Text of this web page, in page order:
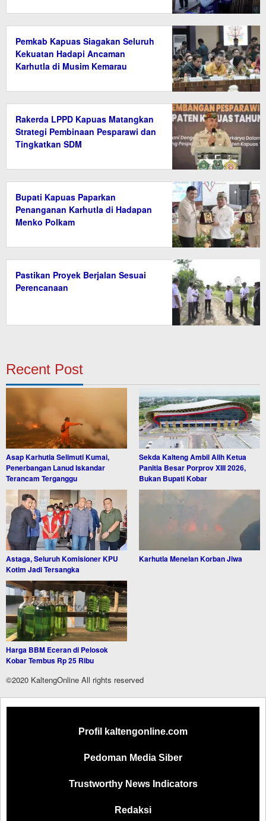
Pemkab Kapuas Siagakan Seluruh
Kekuatan Hadapi Ancaman
Karhutla di Musim Kemarau
Rakerda LPPD Kapuas Matangkan
Strategi Pembinaan Pesparawi dan
Tingkatkan SDM
Bupati Kapuas Paparkan
Penanganan Karhutla di Hadapan
Menko Polkam
Pastikan Proyek Berjalan Sesuai
Perencanaan
Recent Post
Asap Karhutla Selimuti Kumai,
Penerbangan Lanud Iskandar
Terancam Terganggu
Sekda Kalteng Ambil Alih Ketua
Panitia Besar Porprov XIII 2026,
Bukan Bupati Kobar
Astaga, Seluruh Komisioner KPU
Kotim Jadi Tersangka
Karhutla Menelan Korban Jiwa
Harga BBM Eceran di Pelosok
Kobar Tembus Rp 25 Ribu
©2020 KaltengOnline All rights reserved
Profil kaltengonline.com
Pedoman Media Siber
Trustworthy News Indicators
Redaksi